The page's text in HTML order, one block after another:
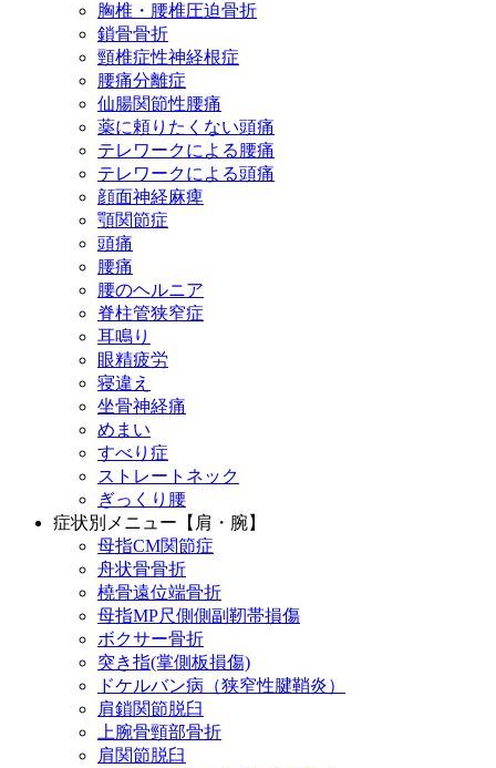
胸椎・腰椎圧迫骨折
鎖骨骨折
頸椎症性神経根症
腰痛分離症
仙腸関節性腰痛
薬に頼りたくない頭痛
テレワークによる腰痛
テレワークによる頭痛
顔面神経麻痺
顎関節症
頭痛
腰痛
腰のヘルニア
脊柱管狭窄症
耳鳴り
眼精疲労
寝違え
坐骨神経痛
めまい
すべり症
ストレートネック
ぎっくり腰
症状別メニュー【肩・腕】
母指CM関節症
舟状骨骨折
橈骨遠位端骨折
母指MP尺側側副靭帯損傷
ボクサー骨折
突き指(掌側板損傷)
ドケルバン病（狭窄性腱鞘炎）
肩鎖関節脱臼
上腕骨頸部骨折
肩関節脱臼